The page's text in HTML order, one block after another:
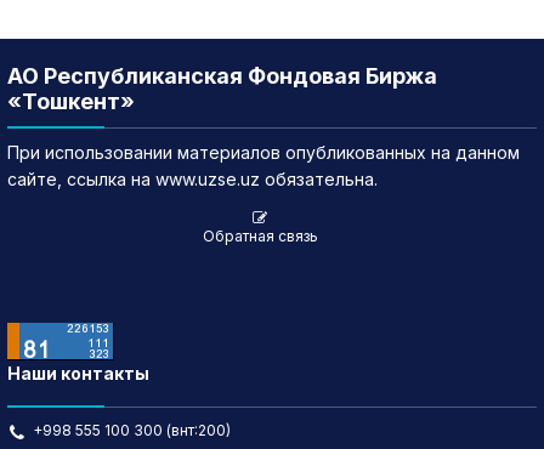
АО Республиканская Фондовая Биржа
«Тошкент»
При использовании материалов опубликованных на данном
сайте, ссылка на www.uzse.uz обязательна.
Обратная связь
Наши контакты
+998 555 100 300 (внт:200)